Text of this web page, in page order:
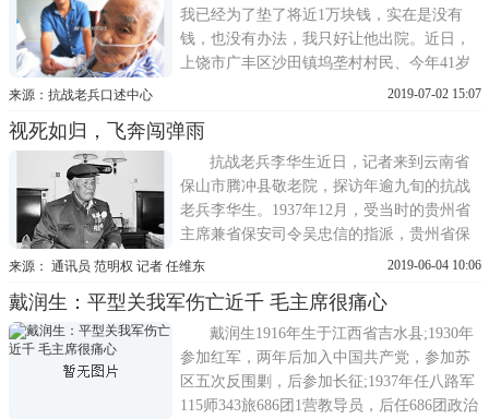
利75周年之际，不少单位组
我已经为了垫了将近1万块钱，实在是没有
钱，也没有办法，我只好让他出院。近日，
上饶市广丰区沙田镇坞垄村村民、今年41岁
的陈振福说起其父有病无钱医治的困境，已
振福介绍，广丰区退役军人事务局有关工作
人员得知这一情况后表示，相关费用可以到
该局进行报销。去年我83
来源：抗战老兵口述中心 2019-07-02 15:07
视死如归，飞奔闯弹雨
抗战老兵李华生近日，记者来到云南省
保山市腾冲县敬老院，探访年逾九旬的抗战
老兵李华生。1937年12月，受当时的贵州省
主席兼省保安司令吴忠信的指派，贵州省保
安处处长冯剑飞在黔组建预备第二师，17岁
奉命
来源： 通讯员 范明权 记者 任维东 2019-06-04 10:06
戴润生：平型关我军伤亡近千 毛主席很痛心
戴润生1916年生于江西省吉水县;1930年
参加红军，两年后加入中国共产党，参加苏
区五次反围剿，后参加长征;1937年任八路军
115师343旅686团1营教导员，后任686团政治